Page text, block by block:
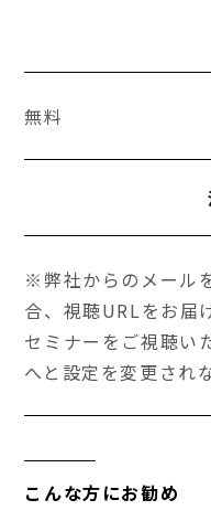
無料
※弊社からのメール
合、視聴URLをお届
セミナーをご視聴い
へと設定を変更され
こんな方にお勧め